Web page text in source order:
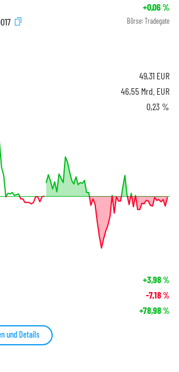
+0,06%
Börse: Tradegate
49,31 EUR
46,55 Mrd. EUR
0,23 %
+3,98%
-7,18%
+78,98%
und Details